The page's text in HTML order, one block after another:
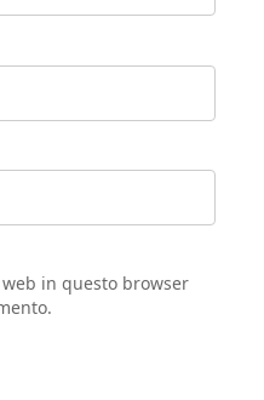
in questo browser